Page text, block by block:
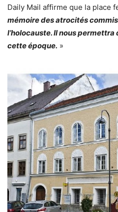
Daily Mail affirme que la place
mémoire des atrocités
l’holocauste. Il nous permettra
cette époque. »